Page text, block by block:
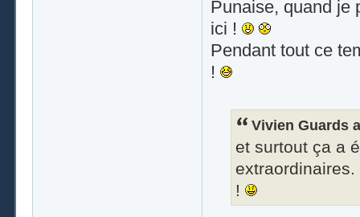
Punaise, quand je
ici !
Pendant tout ce
!
Vivien Guards
et surtout ça a
!